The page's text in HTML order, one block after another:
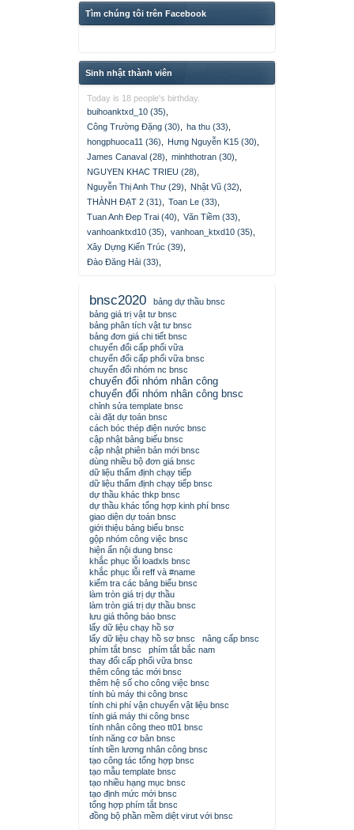
Tìm chúng tôi trên Facebook
Sinh nhật thành viên
Today is 18 people's birthday.
buihoanktxd_10 (35)
Công Trường Đặng (30)
ha thu (33)
hongphuoca11 (36)
Hưng Nguyễn K15 (30)
James Canaval (28)
minhthotran (30)
NGUYEN KHAC TRIEU (28)
Nguyễn Thị Anh Thư (29)
Nhật Vũ (32)
THÀNH ĐẠT 2 (31)
Toan Le (33)
Tuan Anh Đep Trai (40)
Văn Tiềm (33)
vanhoanktxd10 (35)
vanhoan_ktxd10 (35)
Xây Dựng Kiến Trúc (39)
Đào Đăng Hải (33)
bnsc2020
bảng dự thầu bnsc
bảng giá trị vật tư bnsc
bảng phân tích vật tư bnsc
bảng đơn giá chi tiết bnsc
chuyển đổi cấp phối vữa
chuyển đổi cấp phối vữa bnsc
chuyển đổi nhóm nc bnsc
chuyển đổi nhóm nhân công
chuyển đổi nhóm nhân công bnsc
chỉnh sửa template bnsc
cài đặt dự toán bnsc
cách bóc thép điện nước bnsc
cập nhật bảng biểu bnsc
cập nhật phiên bản mới bnsc
dùng nhiều bộ đơn giá bnsc
dữ liệu thẩm định chạy tiếp
dữ liệu thẩm định chạy tiếp bnsc
dự thầu khác thkp bnsc
dự thầu khác tổng hợp kinh phí bnsc
giao diện dự toán bnsc
giới thiệu bảng biểu bnsc
gộp nhóm công việc bnsc
hiện ẩn nội dung bnsc
khắc phục lỗi loadxls bnsc
khắc phục lỗi reff và #name
kiểm tra các bảng biểu bnsc
làm tròn giá trị dự thầu
làm tròn giá trị dự thầu bnsc
lưu giá thông báo bnsc
lấy dữ liệu chạy hồ sơ
lấy dữ liệu chạy hồ sơ bnsc
nâng cấp bnsc
phím tắt bnsc
phím tắt bắc nam
thay đổi cấp phối vữa bnsc
thêm công tác mới bnsc
thêm hệ số cho công việc bnsc
tính bù máy thi công bnsc
tính chi phí vận chuyển vật liệu bnsc
tính giá máy thi công bnsc
tính nhân công theo tt01 bnsc
tính năng cơ bản bnsc
tính tiền lương nhân công bnsc
tạo công tác tổng hợp bnsc
tạo mẫu template bnsc
tạo nhiều hạng mục bnsc
tạo định mức mới bnsc
tổng hợp phím tắt bnsc
đồng bộ phần mềm diệt virut với bnsc